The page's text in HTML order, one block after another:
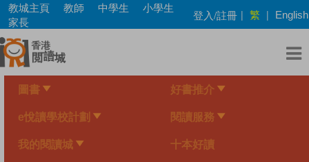
Skip
main
content
教城主頁 教師 中學生
小學生
家長
登入/註冊 | 繁 | English
圖書 好書推介
e悅讀學校計劃 閱讀服務
我的閱讀城 十本好讀